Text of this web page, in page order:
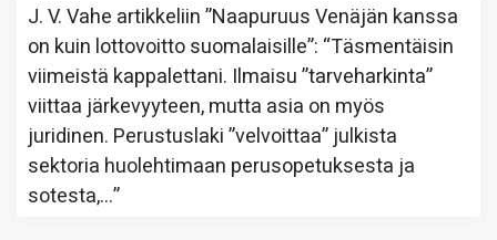
J. V. Vahe artikkeliin”Naapuruus Venäjän kanssa
on kuin lottovoitto suomalaisille”: “Täsmentäisin
viimeistä kappalettani. Ilmaisu ”tarveharkinta”
viittaa järkevyyteen, mutta asia on myös
juridinen. Perustuslaki ”velvoittaa” julkista
sektoria huolehtimaan perusopetuksesta ja
sotesta,…”